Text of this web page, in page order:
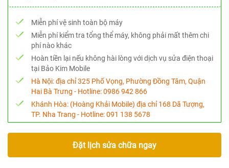
Miễn phí vệ sinh toàn bộ máy
Miễn phí kiểm tra tổng thể máy, không phải mất thêm chi
phí nào khác
Hoàn tiền lại nếu không hài lòng với dịch vụ sửa điện thoại
tại Bảo Kim Mobile
Hà Nội:địa chỉ 325 Phố Vọng, Phường Đồng Tâm, Quận
Hai Bà Trưng - Hotline:0986 942 866
Khánh Hòa: (Hoàng Khải Mobile) địa chỉ 168 Dã Tượng,
TP. Nha Trang - Hotline:091 138 5678
Đặt lịch sửa chữa ngay